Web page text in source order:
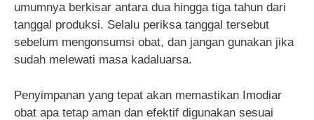
umumnya berkisar antara dua hingga tiga tahun dari
tanggal produksi. Selalu periksa tanggal tersebut
sebelum mengonsumsi obat, dan jangan gunakan jika
sudah melewati masa kadaluarsa.
Penyimpanan yang tepat akan memastikan Imodiar
obat apa tetap aman dan efektif digunakan sesuai